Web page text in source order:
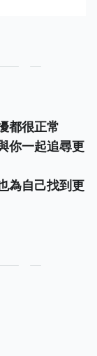
都很正常
你一起追尋更
為自己找到更